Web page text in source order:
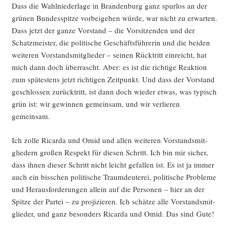
Dass die Wahl­nie­der­la­ge in Bran­den­burg ganz spur­los an der
grü­nen Bun­des­spit­ze vor­bei­ge­hen wür­de, war nicht zu erwar­ten.
Dass jetzt der gan­ze Vor­stand – die Vor­sit­zen­den und der
Schatz­meis­ter, die poli­ti­sche Geschäfts­füh­re­rin und die bei­den
wei­te­ren Vor­stands­mit­glie­der – sei­nen Rück­tritt ein­reicht, hat
mich dann doch über­rascht. Aber: es ist die rich­ti­ge Reak­ti­on
zum spä­tes­tens jetzt rich­ti­gen Zeit­punkt. Und dass der Vor­stand
geschlos­sen zurück­tritt, ist dann doch wie­der etwas, was typisch
grün ist: wir gewin­nen gemein­sam, und wir ver­lie­ren
gemeinsam.
Ich zol­le Ricar­da und Omid und allen wei­te­ren Vor­stands­mit­
glie­dern gro­ßen Respekt für die­sen Schritt. Ich bin mir sicher,
dass ihnen die­ser Schritt nicht leicht gefal­len ist. Es ist ja immer
auch ein biss­chen poli­ti­sche Traum­deu­te­rei, poli­ti­sche Pro­ble­me
und Her­aus­for­de­run­gen allein auf die Per­so­nen – hier an der
Spit­ze der Par­tei – zu pro­ji­zie­ren. Ich schät­ze alle Vor­stands­mit­
glie­der, und ganz beson­ders Ricar­da und Omid. Das sind Gute!